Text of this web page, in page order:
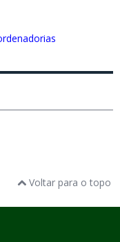
Voltar para o topo